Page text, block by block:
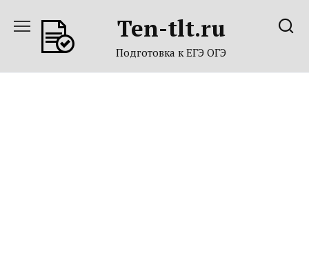
содержанию
Ten-tlt.ru
Подготовка к ЕГЭ ОГЭ